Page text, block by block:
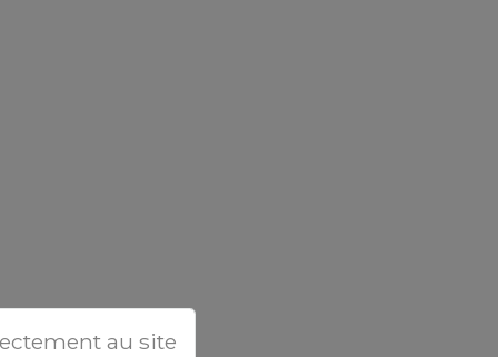
au site